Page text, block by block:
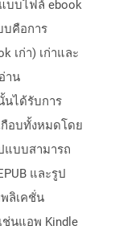
บบไฟล์ ebook
บคือการ
เก่า) เก่าและ
าน
นได้รับการ
อบทั้งหมดโดย
บบสามารถ
และรูป
ลิเคชั่น
นแอพ Kindle